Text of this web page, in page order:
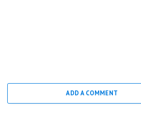
ADD A COMMENT